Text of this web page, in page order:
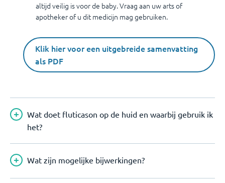
altijd veilig is voor de baby. Vraag aan uw arts of
apotheker of u dit medicijn mag gebruiken.
Klik hier voor een uitgebreide samenvatting
als PDF
Wat doet fluticason op de huid en waarbij gebruik ik
het?
Wat zijn mogelijke bijwerkingen?